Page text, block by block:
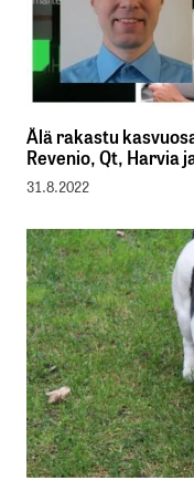
Älä rakastu
Revenio, Qt, Harvia
31.8.2022